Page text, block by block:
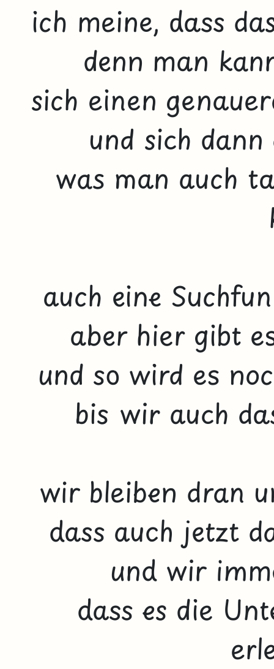
ich meine, dass
denn man
sich einen
und sich
was man auch
auch eine
aber hier gibt
und so wird es
bis wir auch
wir bleiben dran
dass auch jetzt
und wir
dass es die